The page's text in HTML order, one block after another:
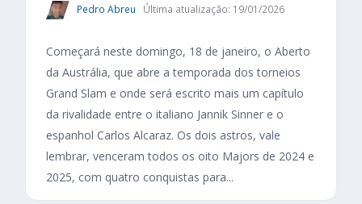
Pedro Abreu Última atualização: 19/01/2026
Começará neste domingo, 18 de janeiro, o Aberto
da Austrália, que abre a temporada dos torneios
Grand Slam e onde será escrito mais um capítulo
da rivalidade entre o italiano Jannik Sinner e o
espanhol Carlos Alcaraz. Os dois astros, vale
lembrar, venceram todos os oito Majors de 2024 e
2025, com quatro conquistas para...